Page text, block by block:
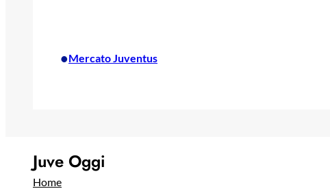
•Mercato Juventus
Juve Oggi
Home